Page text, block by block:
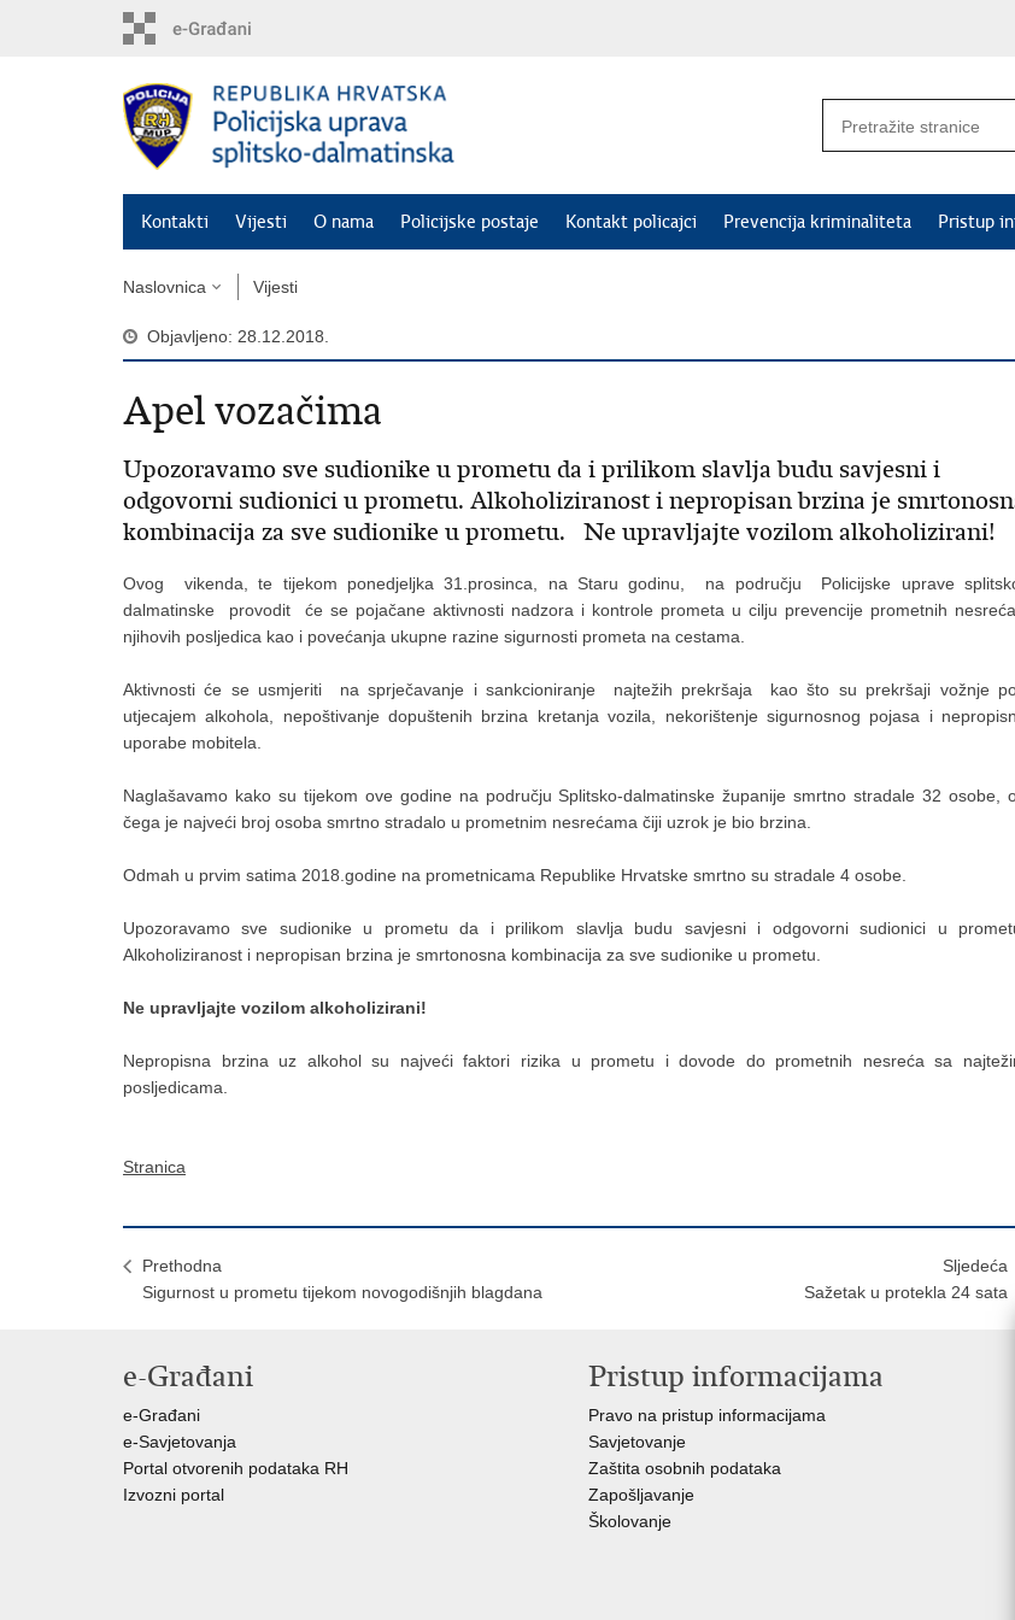
Kontakti Vijesti O nama Policijske postaje Kontakt policajci Prevencija kriminaliteta Pristup
Naslovnica Vijesti
Objavljeno: 28.12.2018.
Apel vozačima
Upozoravamo sve sudionike u prometu da i prilikom slavlja budu savjesni i
odgovorni sudionici u prometu. Alkoholiziranost i nepropisan brzina je
kombinacija za sve sudionike u prometu. Ne upravljajte vozilom alkoholizirani!
Ovog vikenda, te tijekom ponedjeljka 31.prosinca, na Staru godinu, na području Policijske uprave
dalmatinske provodit će se pojačane aktivnosti nadzora i kontrole prometa u cilju prevencije prometnih
njihovih posljedica kao i povećanja ukupne razine sigurnosti prometa na cestama.
Aktivnosti će se usmjeriti na sprječavanje i sankcioniranje najtežih prekršaja kao što su prekršaji vožnje
utjecajem alkohola, nepoštivanje dopuštenih brzina kretanja vozila, nekorištenje sigurnosnog pojasa i
uporabe mobitela.
Naglašavamo kako su tijekom ove godine na području Splitsko-dalmatinske županije smrtno stradale 32 osobe,
čega je najveći broj osoba smrtno stradalo u prometnim nesrećama čiji uzrok je bio brzina.
Odmah u prvim satima 2018.godine na prometnicama Republike Hrvatske smrtno su stradale 4 osobe.
Upozoravamo sve sudionike u prometu da i prilikom slavlja budu savjesni i odgovorni sudionici u
Alkoholiziranost i nepropisan brzina je smrtonosna kombinacija za sve sudionike u prometu.
Ne upravljajte vozilom alkoholizirani!
Nepropisna brzina uz alkohol su najveći faktori rizika u prometu i dovode do prometnih nesreća sa
posljedicama.
Stranica
Prethodna
Sigurnost u prometu tijekom novogodišnjih blagdana
Sljedeća
Sažetak u protekla 24 sata
e-Građani
e-Građani
e-Savjetovanja
Portal otvorenih podataka RH
Izvozni portal
Pristup informacijama
Pravo na pristup informacijama
Savjetovanje
Zaštita osobnih podataka
Zapošljavanje
Školovanje